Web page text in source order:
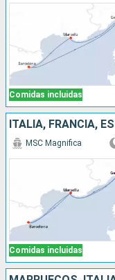
Comidas incluidas
ITALIA, FRANCIA,
Comidas incluidas
MSC Magnifica